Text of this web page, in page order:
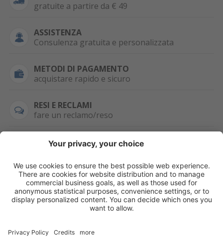
gratuite a partire da € 49
ASSISTENZA
Consulenza gratuita e personalizzata
METODI DI PAGAMENTO
acquistare rapido e sicuro
RESI E RECLAMI
fare un reclamo/reso
SEMPRE DISPONIBILE
0471 506798
WHATSAPP
+39 376 2951129
HAI LA PARTITA
IVA?
Per ordini, offerte,
prezzi speciali e
ulteriori articoli